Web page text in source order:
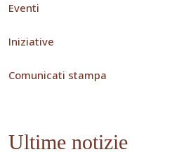
Eventi
Iniziative
Comunicati stampa
Ultime notizie